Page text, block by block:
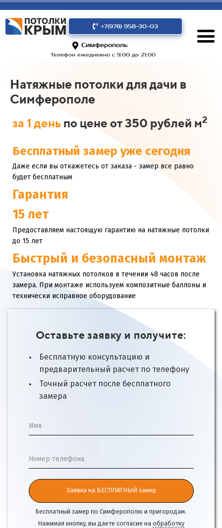
+7(978) 958-30-03
Симферополь
Телефон ежедневно с 9:00 до 21:00
Натяжные потолки для дачи в
Симферополе
за 1 день по цене от 350 рублей м2
Бесплатный замер уже сегодня
Даже если вы откажетесь от заказа - замер все равно
будет бесплатным
Гарантия
15 лет
Предоставляем настоящую гарантию на натяжные потолки
до 15 лет
Быстрый и безопасный монтаж
Установка натяжных потолков в течении 48 часов после
замера. При монтаже используем композитные баллоны и
технически исправное оборудование
Оставьте заявку и получите:
Бесплатную консультацию и
предварительный расчет по телефону
Точный расчет после бесплатного
замера
Имя
Номер телефона
Заявка на БЕСПЛАТНЫЙ замер
Бесплатный замер по Симферополю и пригородам.
Нажимая кнопку, вы даете согласие на обработку